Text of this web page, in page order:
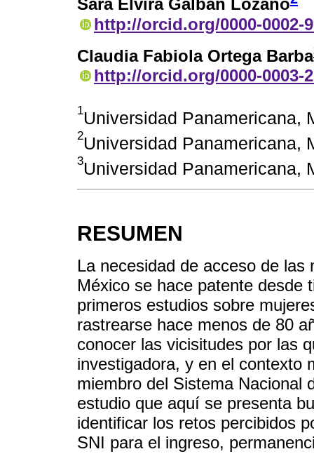
Sara Elvira Galbán Lozano
http://orcid.org/0000-0002-
Claudia Fabiola Ortega Barba
http://orcid.org/0000-0003-
1Universidad Panamericana,
2Universidad Panamericana,
3Universidad Panamericana,
RESUMEN
La necesidad de acceso de
México se hace patente desde
primeros estudios sobre
rastrearse hace menos de 80
conocer las vicisitudes por las
investigadora, y en el contexto
miembro del Sistema Nacional
estudio que aquí se presenta
identificar los retos percibidos
SNI para el ingreso,